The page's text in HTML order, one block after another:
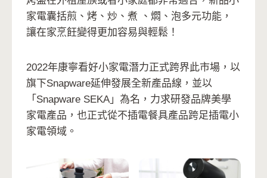
家電囊括煎、烤、炒、煮 、燜、泡多元功能，
讓在家烹飪變得更加容易與輕鬆！
2022年康寧看好小家電潛力正式跨界此市場，以
旗下Snapware延伸發展全新產品線，並以
「Snapware SEKA」為名，力求研發品牌美學
家電產品，也正式從不插電餐具產品跨足插電小
家電領域。